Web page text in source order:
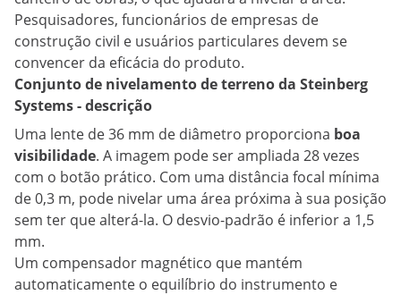
Pesquisadores, funcionários de empresas de
construção civil e usuários particulares devem se
convencer da eficácia do produto.
Conjunto de nivelamento de terreno da Steinberg
Systems - descrição
Uma lente de 36 mm de diâmetro proporciona boa
visibilidade. A imagem pode ser ampliada 28 vezes
com o botão prático. Com uma distância focal mínima
de 0,3 m, pode nivelar uma área próxima à sua posição
sem ter que alterá-la. O desvio-padrão é inferior a 1,5
mm.
Um compensador magnético que mantém
automaticamente o equilíbrio do instrumento e